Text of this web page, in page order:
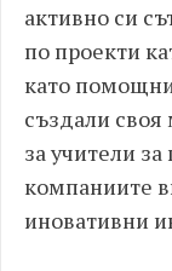
активно си
по проекти
като
създали своя
за учители
компаниите
иновативни